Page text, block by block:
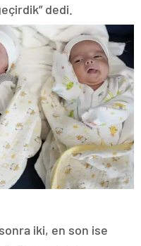
dedi.
iki, en son ise